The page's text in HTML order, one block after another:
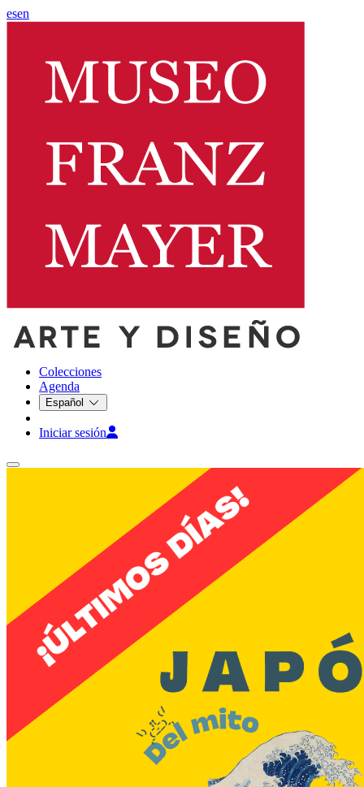
esen
Colecciones
Agenda
Español
Iniciar sesión